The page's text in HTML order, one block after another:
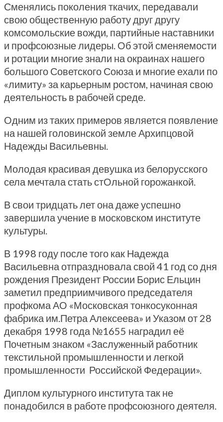
Сменялись поколения ткачих, передавали
свою общественную работу друг другу
комсомольские вожди, партийные наставники
и профсоюзные лидеры. Об этой сменяемости
и ротации многие знали на окраинах нашего
большого Советского Союза и многие ехали по
«лимиту» за карьерным ростом, начиная свою
деятельность в рабочей среде.
Одним из таких примеров является появление
на нашей головинской земле Архипцовой
Надежды Васильевны.
Молодая красивая девушка из белорусского
села мечтала стать стОльной горожанкой.
В свои тридцать лет она даже успешно
завершила учение в московском институте
культуры.
В 1998 году после того как Надежда
Васильевна отпраздновала свой 41 год со дня
рождения Президент России Борис Ельцин
заметил предприимчивого председателя
профкома АО «Московская тонкосуконная
фабрика им.Петра Алексеева» и Указом от 28
декабря 1998 года №1655 наградил её
Почетным знаком «Заслуженный работник
текстильной промышленности и легкой
промышленности Российской Федерации».
Диплом культурного института так не
понадобился в работе профсоюзного деятеля.